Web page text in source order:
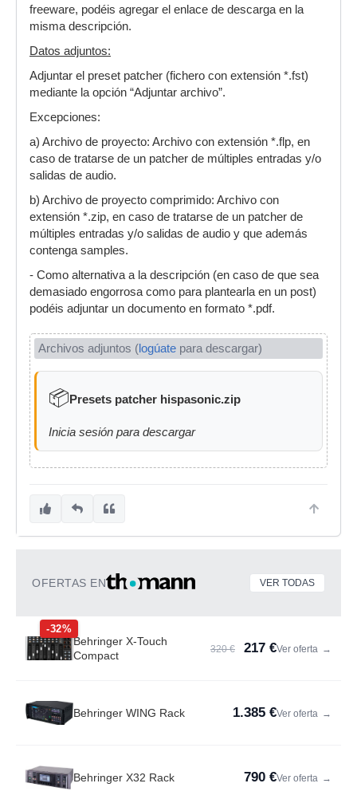
freeware, podéis agregar el enlace de descarga en la
misma descripción.
Datos adjuntos:
Adjuntar el preset patcher (fichero con extensión *.fst)
mediante la opción “Adjuntar archivo”.
Excepciones:
a) Archivo de proyecto: Archivo con extensión *.flp, en
caso de tratarse de un patcher de múltiples entradas y/o
salidas de audio.
b) Archivo de proyecto comprimido: Archivo con
extensión *.zip, en caso de tratarse de un patcher de
múltiples entradas y/o salidas de audio y que además
contenga samples.
- Como alternativa a la descripción (en caso de que sea
demasiado engorrosa como para plantearla en un post)
podéis adjuntar un documento en formato *.pdf.
Archivos adjuntos (logúate para descargar)
📦 Presets patcher hispasonic.zip
Inicia sesión para descargar
OFERTAS EN VER TODAS
-32%
Behringer X-Touch
Compact
320 € 217 €Ver oferta →
Behringer WING Rack 1.385 €Ver oferta →
Behringer X32 Rack 790 €Ver oferta →